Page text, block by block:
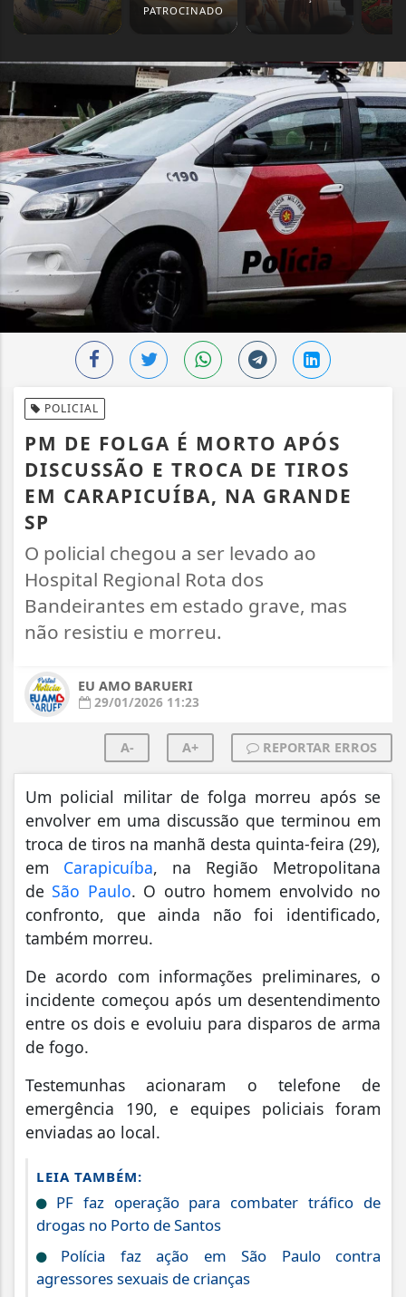
PATROCINADO
POLICIAL
PM DE FOLGA É MORTO APÓS
DISCUSSÃO E TROCA DE TIROS
EM CARAPICUÍBA, NA GRANDE
SP
O policial chegou a ser levado ao
Hospital Regional Rota dos
Bandeirantes em estado grave, mas
não resistiu e morreu.
EU AMO BARUERI
29/01/2026 11:23
A- A+ REPORTAR ERROS
Um policial militar de folga morreu após se
envolver em uma discussão que terminou em
troca de tiros na manhã desta quinta-feira (29),
em Carapicuíba, na Região Metropolitana
deSão Paulo. O outro homem envolvido no
confronto, que ainda não foi identificado,
também morreu.
De acordo com informações preliminares, o
incidente começou após um desentendimento
entre os dois e evoluiu para disparos de arma
de fogo.
Testemunhas acionaram o telefone de
emergência 190, e equipes policiais foram
enviadas ao local.
LEIA TAMBÉM:
PF faz operação para combater tráfico de
drogas no Porto de Santos
Polícia faz ação em São Paulo contra
agressores sexuais de crianças